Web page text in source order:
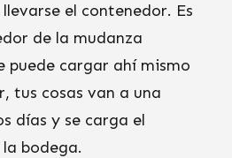
el contenedor. Es
de la mudanza
puede cargar ahí mismo
tus cosas van a una
días y se carga el
bodega.